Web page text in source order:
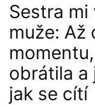
Sestra
muže:
obrátila a
jak se cítí